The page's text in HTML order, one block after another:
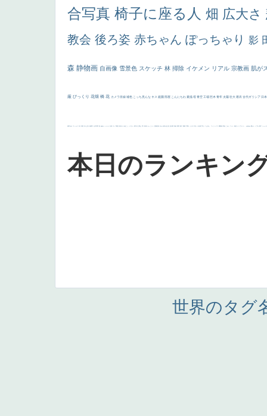
合写真 椅子に座る人 畑 広大さ
教会 後ろ姿 赤ちゃん ぽっちゃり 影
森 静物画 自画像 雪景色 スケッチ 林 掃除 イケメン リアル 宗教画 肌が
厳 びっくり 花畑 橋 花 カメラ目線 補色 こっち見んな キス 庭園 部屋 こんにちわ 素描 塔 青空 工場 巨木 青年 太陽 壮大 着衣 古代ギリシア 日
画質 last ヴィーナス 剣 白人少女 食事中 山本芳翠 麦 alciato ハーレム 女神 ローマ教皇 奥行き 火起こし シスター 東方の三博士 114514 かっこいい 受胎告知 天から覗き込む顔 設計図 挿絵 群衆 親子 裸婦 可愛い ピサロ ＃名画で学ぶ「たるみ」 ニーソックス 躍動感 黄色 こわい コート 畦道 レンブラント・ sekkusu 暖かい バブみ 靴下 ショッ
本日のランキン
世界のタグ